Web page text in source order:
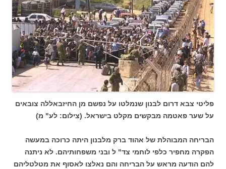
פליטי צבא דרום לבנון שנמלטו על נפשם מן החיזבאללה צובאים
על שער פאטמה מבקשים מקלט בישראל. (צילום: לע" מ)
הבריחה המבוהלת של אהוד ברק מלבנון היתה כרוכה במעשה
הפקרה מחפיר כלפי לוחמי צד" ל ובני משפחותיהם. לא ניתנה
להם הודעה מראש על הבריחה והם נאלצו לאסוף את מטלטליהם